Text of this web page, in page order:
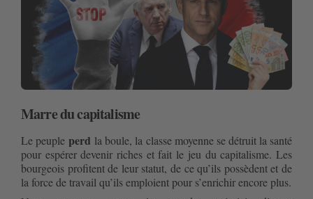
Marre du capitalisme
Le peuple perd la boule, la classe moyenne se détruit la santé
pour espérer devenir riches et fait le jeu du capitalisme. Les
bourgeois profitent de leur statut, de ce qu’ils possèdent et de
la force de travail qu’ils emploient pour s’enrichir encore plus.